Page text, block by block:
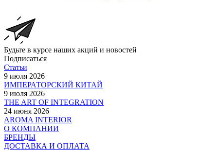
Будьте в курсе наших акций и новостей
Подписаться
Статьи
9 июля 2026
ИМПЕРАТОРСКИЙ КИТАЙ
9 июля 2026
THE ART OF INTEGRATION
24 июня 2026
AROMA INTERIOR
О КОМПАНИИ
БРЕНДЫ
ДОСТАВКА И ОПЛАТА